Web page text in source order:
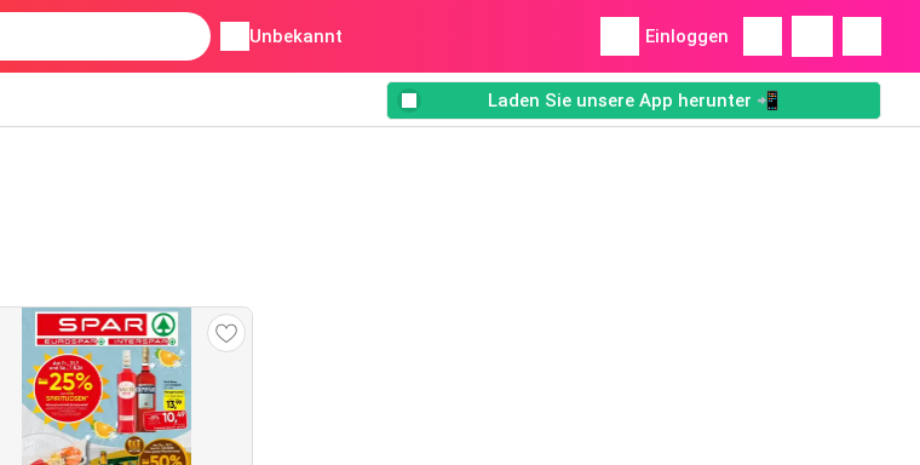
Unbekannt Einloggen
Laden Sie unsere App herunter 📲